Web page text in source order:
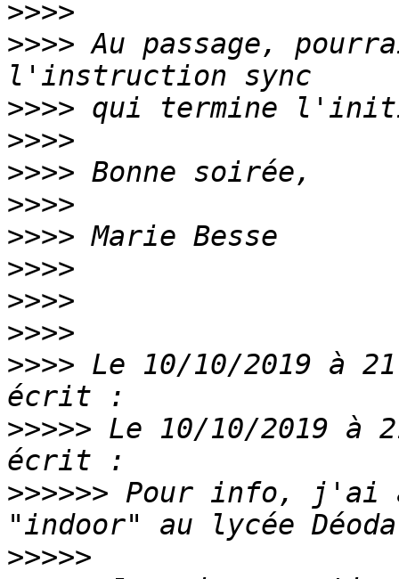
>>>>
>>>> Au passage,
>>>>
>>>>
>>>>
>>>>
>>>>
>>>>
>>>>
>>>>
>>>> Le 10/10/2019 à
>>>>> Le 10/10/2019 à
>>>>>> Pour info, j'ai
>>>>>